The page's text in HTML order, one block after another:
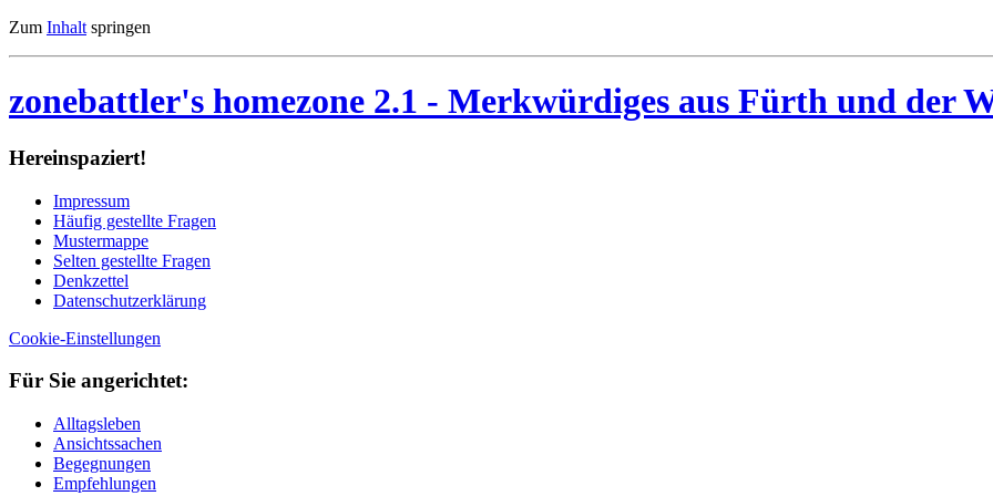
Zum Inhalt springen
zonebattler's homezone 2.1 - Merkwürdiges aus Fürth und der
Her­ein­spa­ziert!
Im­pres­sum
Häu­fig ge­stell­te Fra­gen
Mu­ster­map­pe
Sel­ten ge­stell­te Fra­gen
Denk­zet­tel
Da­ten­schutz­er­klä­rung
Cookie-Einstellungen
Für Sie an­ge­rich­tet:
Alltagsleben
Ansichtssachen
Begegnungen
Empfehlungen